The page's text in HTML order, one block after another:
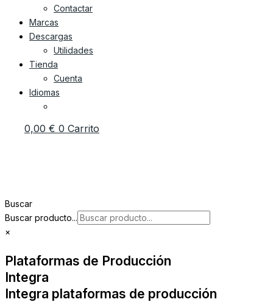
Contactar
Marcas
Descargas
Utilidades
Tienda
Cuenta
Idiomas
0,00 € 0 Carrito
Buscar
Buscar producto...
×
Plataformas de Producción
Integra
Integra plataformas de producción